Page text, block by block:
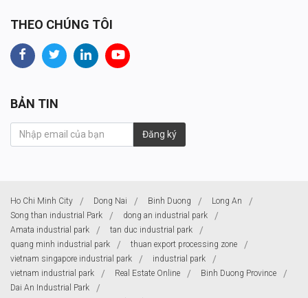
THEO CHÚNG TÔI
BẢN TIN
Đăng ký
Ho Chi Minh City Dong Nai Binh Duong
Long An
Song than industrial Park
dong an industrial park
Amata industrial park
tan duc industrial park
quang minh industrial park
thuan export processing zone
vietnam singapore industrial park
industrial park
vietnam industrial park
Real Estate Online
Binh Duong Province
Dai An Industrial Park